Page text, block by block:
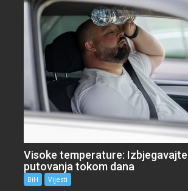
Visoke temperature:
putovanja tokom dana
BiH Vijesti